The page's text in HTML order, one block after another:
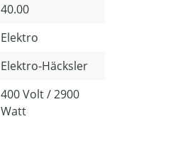
40.00
Elektro
Elektro-Häcksler
400 Volt / 2900
Watt